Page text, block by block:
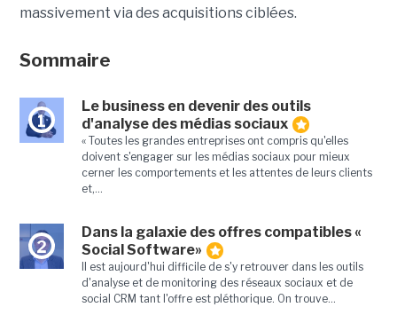
massivement via des acquisitions ciblées.
Sommaire
1
Le business en devenir des outils
d'analyse des médias sociaux
« Toutes les grandes entreprises ont compris qu'elles
doivent s'engager sur les médias sociaux pour mieux
cerner les comportements et les attentes de leurs clients
et,...
2
Dans la galaxie des offres compatibles «
Social Software»
Il est aujourd'hui difficile de s'y retrouver dans les outils
d'analyse et de monitoring des réseaux sociaux et de
social CRM tant l'offre est pléthorique. On trouve...